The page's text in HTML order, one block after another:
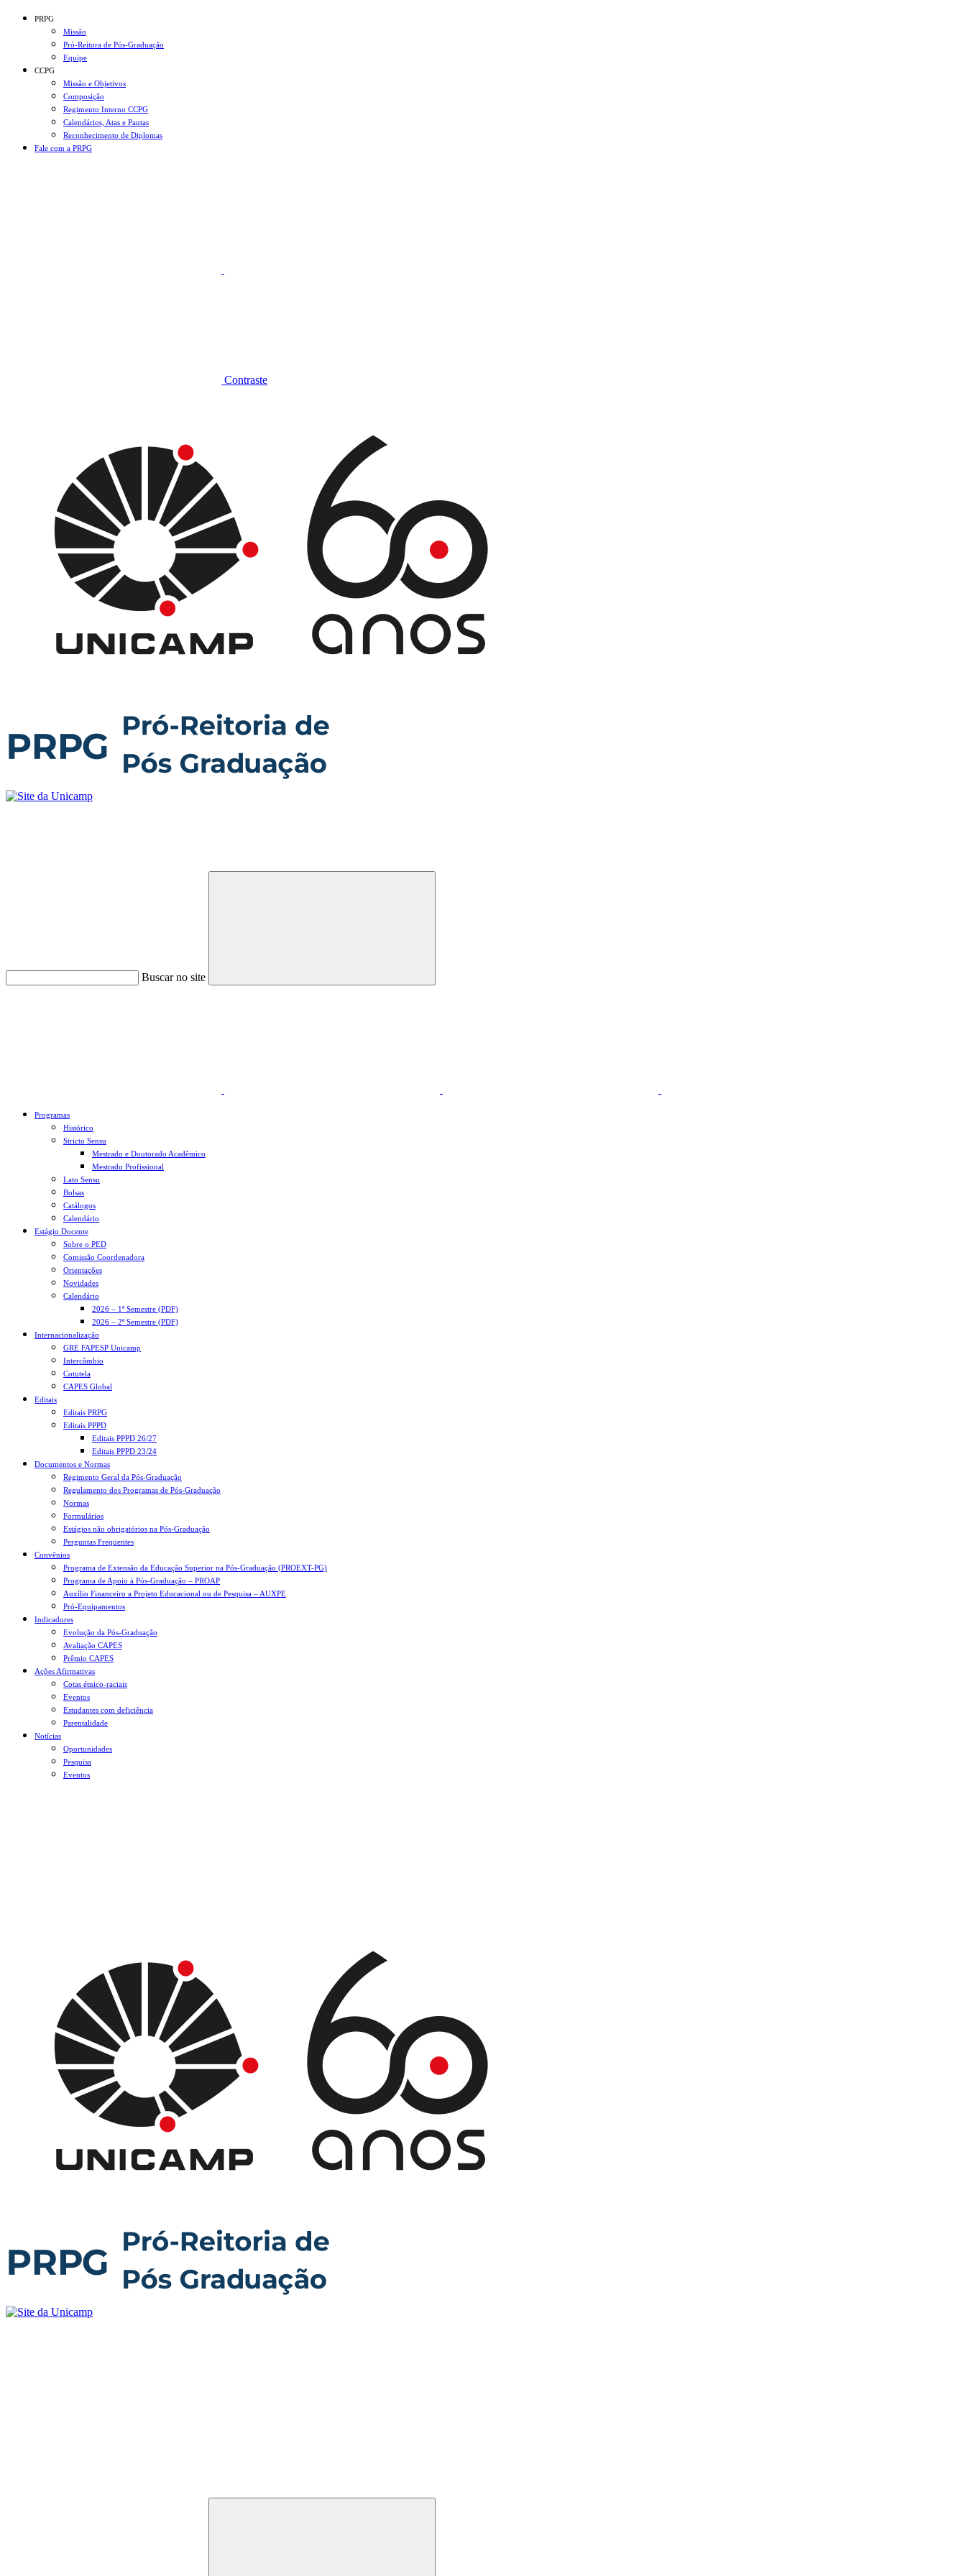
Conteúdo principal
PRPG
Missão
Pró-Reitora de Pós-Graduação
Equipe
CCPG
Missão e Objetivos
Composição
Regimento Interno CCPG
Calendários, Atas e Pautas
Reconhecimento de Diplomas
Fale com a PRPG
Contraste
Buscar no site
Buscar
Programas
Histórico
Stricto Sensu
Mestrado e Doutorado Acadêmico
Mestrado Profissional
Lato Sensu
Bolsas
Catálogos
Calendário
Estágio Docente
Sobre o PED
Comissão Coordenadora
Orientações
Novidades
Calendário
2026 – 1º Semestre (PDF)
2026 – 2º Semestre (PDF)
Internacionalização
GRE FAPESP Unicamp
Intercâmbio
Cotutela
CAPES Global
Editais
Editais PRPG
Editais PPPD
Editais PPPD 26/27
Editais PPPD 23/24
Documentos e Normas
Regimento Geral da Pós-Graduação
Regulamento dos Programas de Pós-Graduação
Normas
Formulários
Estágios não obrigatórios na Pós-Graduação
Perguntas Frequentes
Convênios
Programa de Extensão da Educação Superior na Pós-Graduação (PROEXT-PG)
Programa de Apoio à Pós-Graduação – PROAP
Auxílio Financeiro a Projeto Educacional ou de Pesquisa – AUXPE
Pró-Equipamentos
Indicadores
Evolução da Pós-Graduação
Avaliação CAPES
Prêmio CAPES
Ações Afirmativas
Cotas étnico-raciais
Eventos
Estudantes com deficiência
Parentalidade
Notícias
Oportunidades
Pesquisa
Eventos